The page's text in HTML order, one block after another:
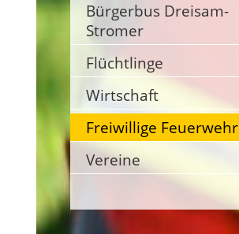
Bürgerbus Dreisam-
Stromer
Flüchtlinge
Wirtschaft
Freiwillige Feuerwehr
Vereine